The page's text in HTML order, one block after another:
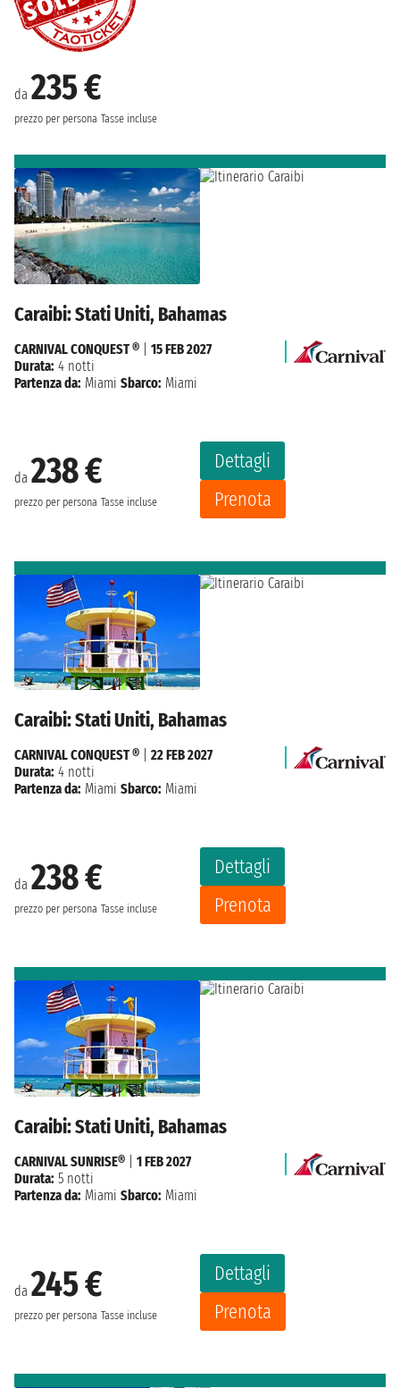
da 235 €
prezzo per persona Tasse incluse
Caraibi: Stati Uniti, Bahamas
da 238 €
prezzo per persona Tasse incluse
Dettagli
Prenota
CARNIVAL CONQUEST ®
15 FEB 2027
Durata: 4 notti
Partenza da: Miami Sbarco: Miami
Caraibi: Stati Uniti, Bahamas
da 238 €
prezzo per persona Tasse incluse
Dettagli
Prenota
CARNIVAL CONQUEST ®
22 FEB 2027
Durata: 4 notti
Partenza da: Miami Sbarco: Miami
Caraibi: Stati Uniti, Bahamas
da 245 €
prezzo per persona Tasse incluse
Dettagli
Prenota
CARNIVAL SUNRISE®
1 FEB 2027
Durata: 5 notti
Partenza da: Miami Sbarco: Miami